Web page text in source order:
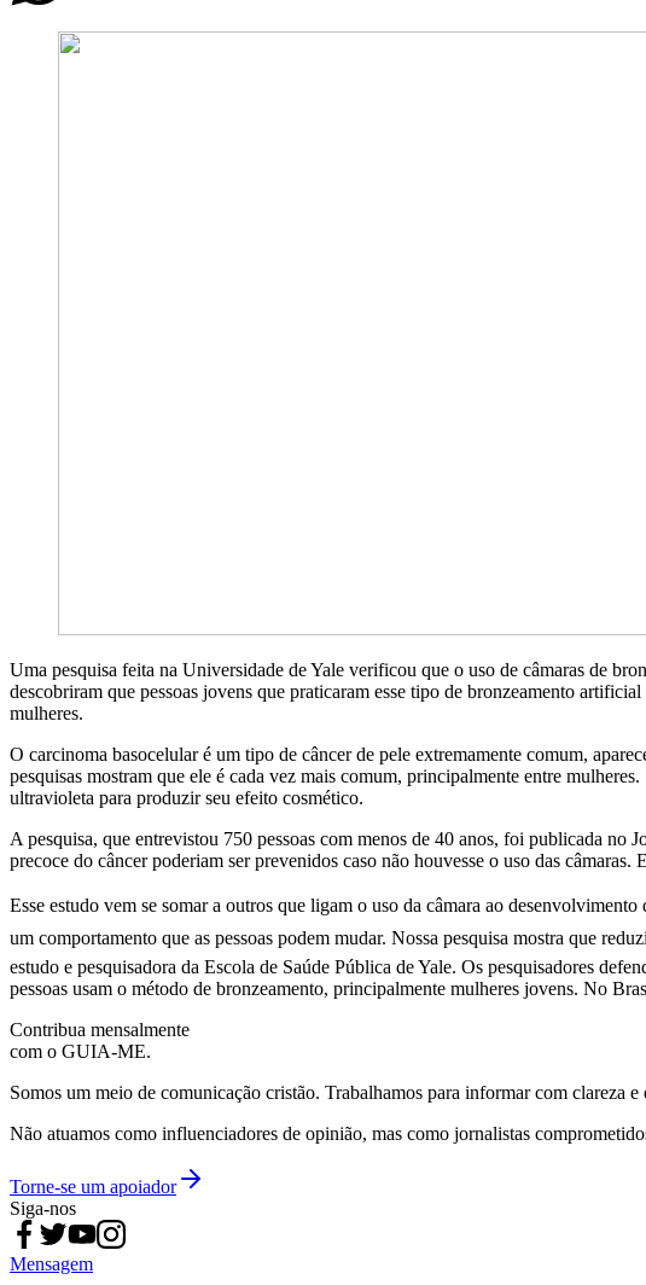
Uma pesquisa feita na Universidade de Yale verificou que o uso de câmaras de
descobriram que pessoas jovens que praticaram esse tipo de bronzeamento
mulheres.
O carcinoma basocelular é um tipo de câncer de pele extremamente comum,
pesquisas mostram que ele é cada vez mais comum, principalmente entre
ultravioleta para produzir seu efeito cosmético.
A pesquisa, que entrevistou 750 pessoas com menos de 40 anos, foi publicada
precoce do câncer poderiam ser prevenidos caso não houvesse o uso das câmaras.
Esse estudo vem se somar a outros que ligam o uso da câmara ao
um comportamento que as pessoas podem mudar. Nossa pesquisa mostra que
estudo e pesquisadora da Escola de Saúde Pública de Yale. Os pesquisadores
pessoas usam o método de bronzeamento, principalmente mulheres jovens. No
Contribua mensalmente
com o GUIA-ME.
Somos um meio de comunicação cristão. Trabalhamos para informar com clareza
Não atuamos como influenciadores de opinião, mas como jornalistas
Torne-se um apoiador
Siga-nos
Mensagem